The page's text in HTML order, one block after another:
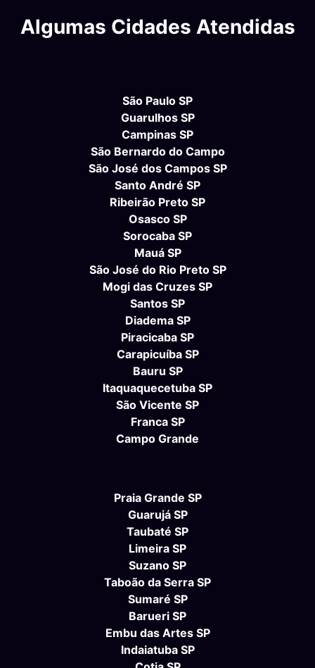
Algumas Cidades Atendidas
São Paulo SP
Guarulhos SP
Campinas SP
São Bernardo do Campo
São José dos Campos SP
Santo André SP
Ribeirão Preto SP
Osasco SP
Sorocaba SP
Mauá SP
São José do Rio Preto SP
Mogi das Cruzes SP
Santos SP
Diadema SP
Piracicaba SP
Carapicuíba SP
Bauru SP
Itaquaquecetuba SP
São Vicente SP
Franca SP
Campo Grande
Praia Grande SP
Guarujá SP
Taubaté SP
Limeira SP
Suzano SP
Taboão da Serra SP
Sumaré SP
Barueri SP
Embu das Artes SP
Indaiatuba SP